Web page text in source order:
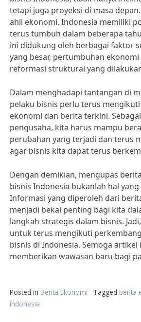
tetapi juga proyeksi di masa
ahli ekonomi, Indonesia memiliki
terus tumbuh dalam beberapa
ini didukung oleh berbagai faktor
yang besar, pertumbuhan
reformasi struktural yang
Dalam menghadapi tantangan di
pelaku bisnis perlu terus
ekonomi dan berita terkini.
pengusaha, kita harus mampu
perubahan yang terjadi dan terus
agar bisnis kita dapat terus
Dengan demikian, mengupas
bisnis Indonesia bukanlah hal
Informasi yang diperoleh dari
menjadi bekal penting bagi kita
langkah strategis dalam bisnis.
untuk terus mengikuti
bisnis di Indonesia. Semoga artikel
memberikan wawasan baru bagi
Posted in Berita Ekonomi Tagged berita
indonesia